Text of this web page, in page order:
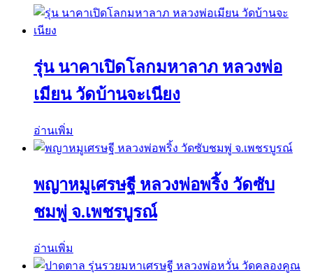
รุ่น นาคาเปิดโลกมหาลาภ หลวงพ่อ
เมียน วัดบ้านจะเนียง
อ่านเพิ่ม
พญาหมูเศรษฐี หลวงพ่อพริ้ง วัดซับ
ชมพู่ จ.เพชรบูรณ์
อ่านเพิ่ม